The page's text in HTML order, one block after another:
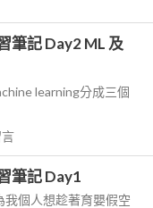
筆記 Day2 ML 及
learning分成三個
筆記 Day1
個人想趁著育嬰假空